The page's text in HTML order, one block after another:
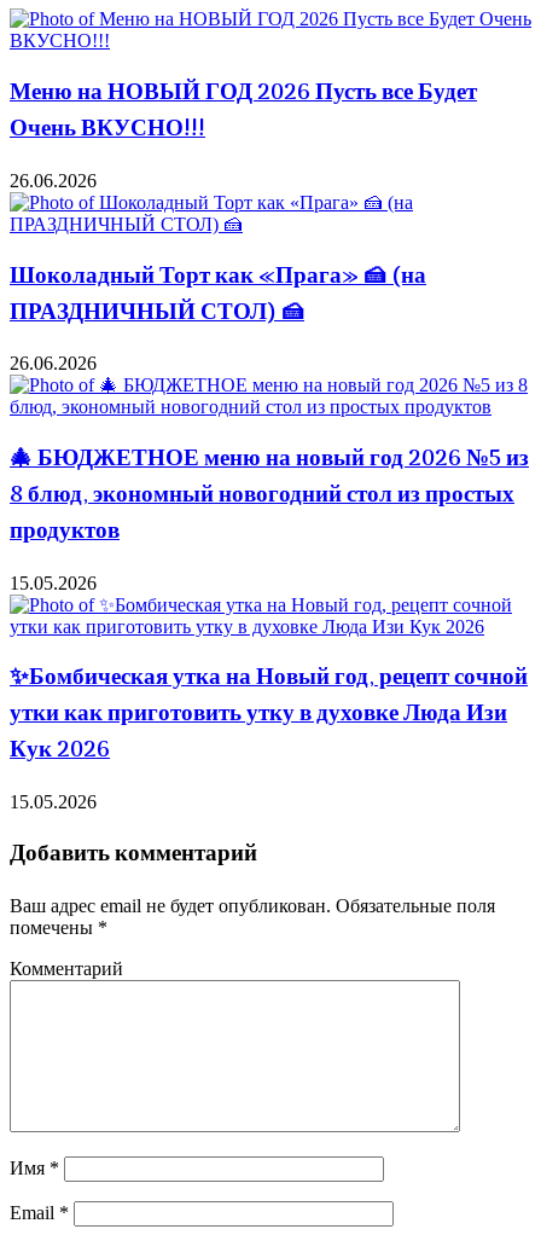
Меню на НОВЫЙ ГОД 2026 Пусть все Будет
Очень ВКУСНО!!!
26.06.2026
Шоколадный Торт как «Прага» 🍰 (на
ПРАЗДНИЧНЫЙ СТОЛ) 🍰
26.06.2026
🎄 БЮДЖЕТНОЕ меню на новый год 2026 №5 из
8 блюд, экономный новогодний стол из простых
продуктов
15.05.2026
✨Бомбическая утка на Новый год, рецепт сочной
утки как приготовить утку в духовке Люда Изи
Кук 2026
15.05.2026
Добавить комментарий
Ваш адрес email не будет опубликован. Обязательные поля
помечены *
Комментарий
Имя *
Email *